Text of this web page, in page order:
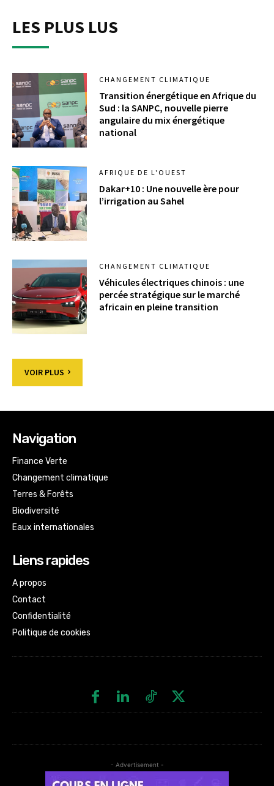
LES PLUS LUS
CHANGEMENT CLIMATIQUE
Transition énergétique en Afrique du
Sud : la SANPC, nouvelle pierre
angulaire du mix énergétique
national
AFRIQUE DE L'OUEST
​Dakar+10 : Une nouvelle ère pour
l’irrigation au Sahel
CHANGEMENT CLIMATIQUE
Véhicules électriques chinois : une
percée stratégique sur le marché
africain en pleine transition
VOIR PLUS
Navigation
Finance Verte
Changement climatique
Terres & Forêts
Biodiversité
Eaux internationales
Liens rapides
A propos
Contact
Confidentialité
Politique de cookies
- Advertisement -